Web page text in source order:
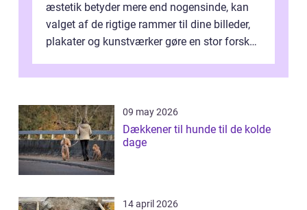
æstetik betyder mere end nogensinde, kan
valget af de rigtige rammer til dine billeder,
plakater og kunstværker gøre en stor forskel.
09 may 2026
Dækkener til hunde til de kolde
dage
14 april 2026